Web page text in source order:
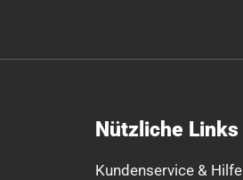
Nützliche Links
Kundenservice & Hilfe